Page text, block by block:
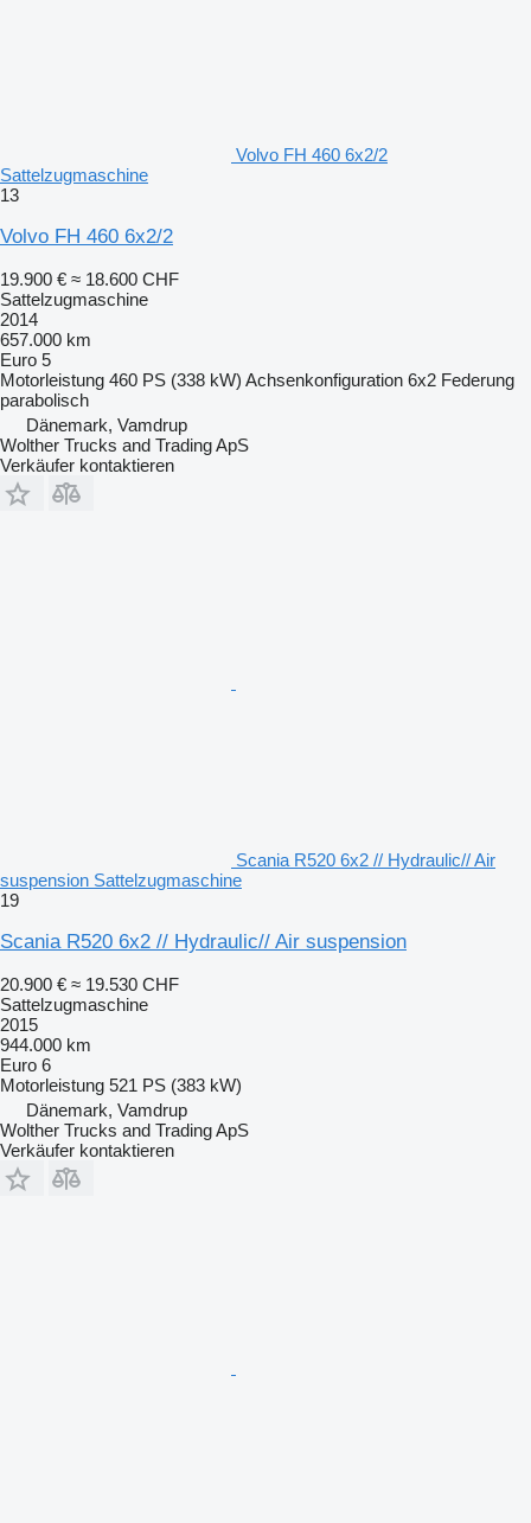
Volvo FH 460 6x2/2
Sattelzugmaschine
13
Volvo FH 460 6x2/2
19.900 € ≈ 18.600 CHF
Sattelzugmaschine
2014
657.000 km
Euro 5
Motorleistung 460 PS (338 kW) Achsenkonfiguration 6x2 Federung
parabolisch
Dänemark, Vamdrup
Wolther Trucks and Trading ApS
Verkäufer kontaktieren
Scania R520 6x2 // Hydraulic// Air
suspension Sattelzugmaschine
19
Scania R520 6x2 // Hydraulic// Air suspension
20.900 € ≈ 19.530 CHF
Sattelzugmaschine
2015
944.000 km
Euro 6
Motorleistung 521 PS (383 kW)
Dänemark, Vamdrup
Wolther Trucks and Trading ApS
Verkäufer kontaktieren